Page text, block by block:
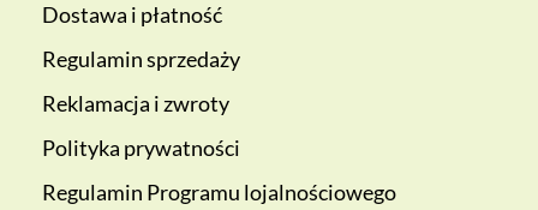
Dostawa i płatność
Regulamin sprzedaży
Reklamacja i zwroty
Polityka prywatności
Regulamin Programu lojalnościowego